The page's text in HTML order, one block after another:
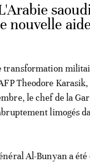
nouvelle
transformation
Theodore
le chef de la
limogés
Al-Bunyan a